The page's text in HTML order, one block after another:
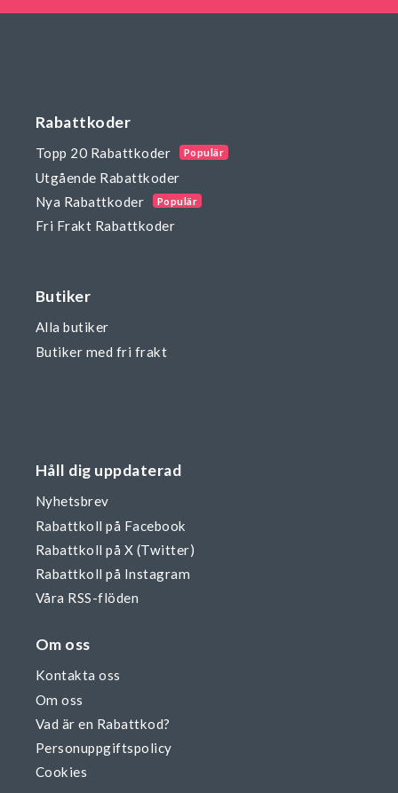
Rabattkoder
Topp 20 Rabattkoder Populär
Utgående Rabattkoder
Nya Rabattkoder
Populär
Fri Frakt Rabattkoder
Butiker
Alla butiker
Butiker med fri frakt
Håll dig uppdaterad
Nyhetsbrev
Rabattkoll på Facebook
Rabattkoll på X (Twitter)
Rabattkoll på Instagram
Våra RSS-flöden
Om oss
Kontakta oss
Om oss
Vad är en Rabattkod?
Personuppgiftspolicy
Cookies